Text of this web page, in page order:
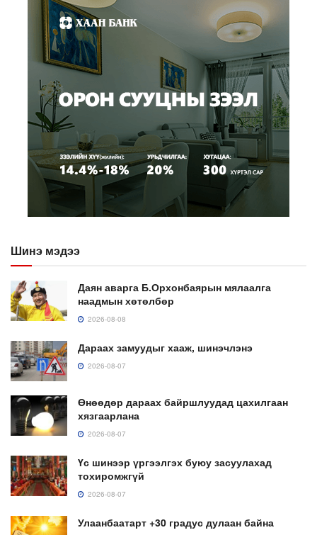
Шинэ мэдээ
Даян аварга Б.Орхонбаярын мялаалга
наадмын хөтөлбөр
2026-08-08
Дараах замуудыг хааж, шинэчлэнэ
2026-08-07
Өнөөдөр дараах байршлуудад цахилгаан
хязгаарлана
2026-08-07
Үс шинээр үргээлгэх буюу засуулахад
тохиромжгүй
2026-08-07
Улаанбаатарт +30 градус дулаан байна